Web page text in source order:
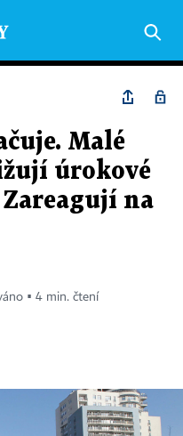
Malé
úrokové
na
▪ 4 min. čtení